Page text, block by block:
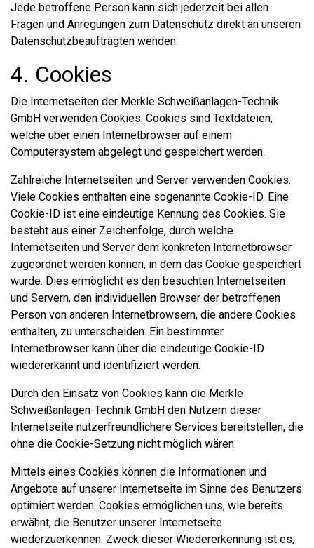
Jede betroffene Person kann sich jederzeit bei allen
Fragen und Anregungen zum Datenschutz direkt an unseren
Datenschutzbeauftragten wenden.
4. Cookies
Die Internetseiten der Merkle Schweißanlagen-Technik
GmbH verwenden Cookies. Cookies sind Textdateien,
welche über einen Internetbrowser auf einem
Computersystem abgelegt und gespeichert werden.
Zahlreiche Internetseiten und Server verwenden Cookies.
Viele Cookies enthalten eine sogenannte Cookie-ID. Eine
Cookie-ID ist eine eindeutige Kennung des Cookies. Sie
besteht aus einer Zeichenfolge, durch welche
Internetseiten und Server dem konkreten Internetbrowser
zugeordnet werden können, in dem das Cookie gespeichert
wurde. Dies ermöglicht es den besuchten Internetseiten
und Servern, den individuellen Browser der betroffenen
Person von anderen Internetbrowsern, die andere Cookies
enthalten, zu unterscheiden. Ein bestimmter
Internetbrowser kann über die eindeutige Cookie-ID
wiedererkannt und identifiziert werden.
Durch den Einsatz von Cookies kann die Merkle
Schweißanlagen-Technik GmbH den Nutzern dieser
Internetseite nutzerfreundlichere Services bereitstellen, die
ohne die Cookie-Setzung nicht möglich wären.
Mittels eines Cookies können die Informationen und
Angebote auf unserer Internetseite im Sinne des Benutzers
optimiert werden. Cookies ermöglichen uns, wie bereits
erwähnt, die Benutzer unserer Internetseite
wiederzuerkennen. Zweck dieser Wiedererkennung ist es,